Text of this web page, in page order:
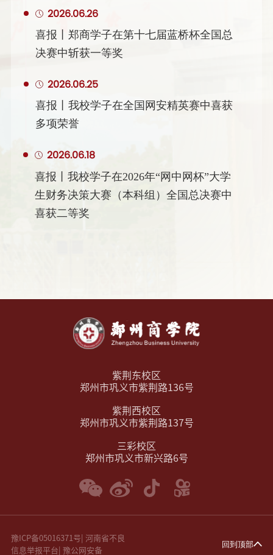
2026.06.26
喜报丨郑商学子在第十七届蓝桥杯全国总
决赛中斩获一等奖
2026.06.25
喜报丨我校学子在全国网安精英赛中喜获
多项荣誉
2026.06.18
喜报丨我校学子在2026年“网中网杯”大学
生财务决策大赛（本科组）全国总决赛中
喜获二等奖
豫ICP备05016371号
河南省不良
信息举报平台
豫公网安备
紫荆东校区
郑州市巩义市紫荆路136号
紫荆西校区
郑州市巩义市紫荆路137号
三彩校区
郑州市巩义市新兴路6号
回到顶部